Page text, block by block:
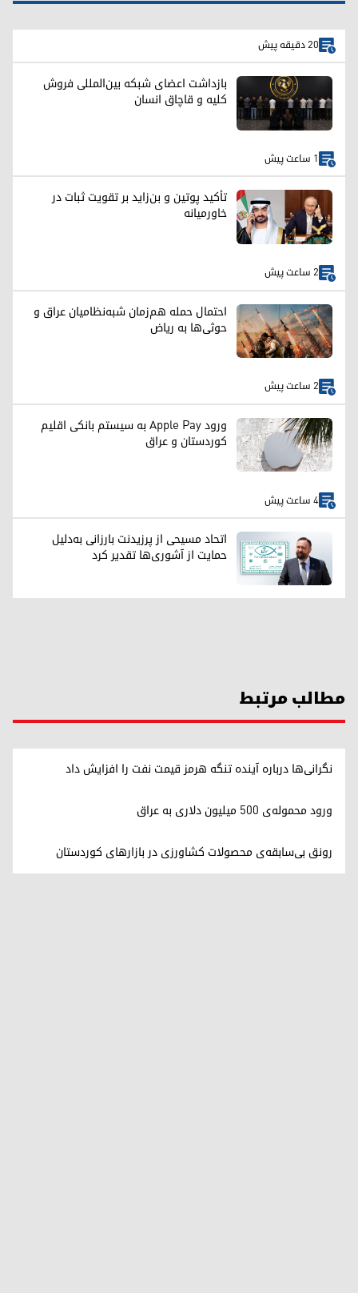
20 دقیقه پیش
بازداشت اعضای شبکه بین‌المللی فروش
کلیه و قاچاق انسان
1 ساعت پیش
تأکید پوتین و بن‌زاید بر تقویت ثبات در
خاورمیانه
2 ساعت پیش
احتمال حمله هم‌زمان شبه‌نظامیان عراق و
حوثی‌ها به ریاض
2 ساعت پیش
ورود Apple Pay به سیستم بانکی اقلیم
کوردستان و عراق
4 ساعت پیش
اتحاد مسیحی از پرزیدنت بارزانی به‌دلیل
حمایت از آشوری‌ها تقدیر کرد
مطالب مرتبط
نگرانی‌ها درباره آینده تنگه هرمز قیمت نفت را افزایش داد
ورود محموله‌ی ۵۰۰ میلیون دلاری به عراق
رونق بی‌سابقه‌ی محصولات کشاورزی در بازارهای کوردستان